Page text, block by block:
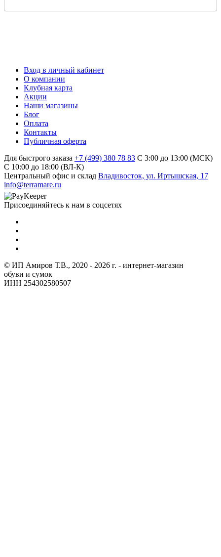
Вход в личный кабинет
О компании
Клубная карта
Акции
Наши магазины
Блог
Оплата
Контакты
Публичная оферта
Для быстрого заказа +7 (499) 380 78 83 С 3:00 до 13:00 (МСК)
C 10:00 до 18:00 (ВЛ-К)
Центральный офис и склад Владивосток, ул. Иртышская, 17
info@terramare.ru
Присоединяйтесь к нам в соцсетях
© ИП Амиров Т.В., 2020 - 2026 г. - интернет-магазин
обуви и сумок
ИНН 254302580507